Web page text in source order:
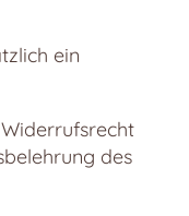
ein
des